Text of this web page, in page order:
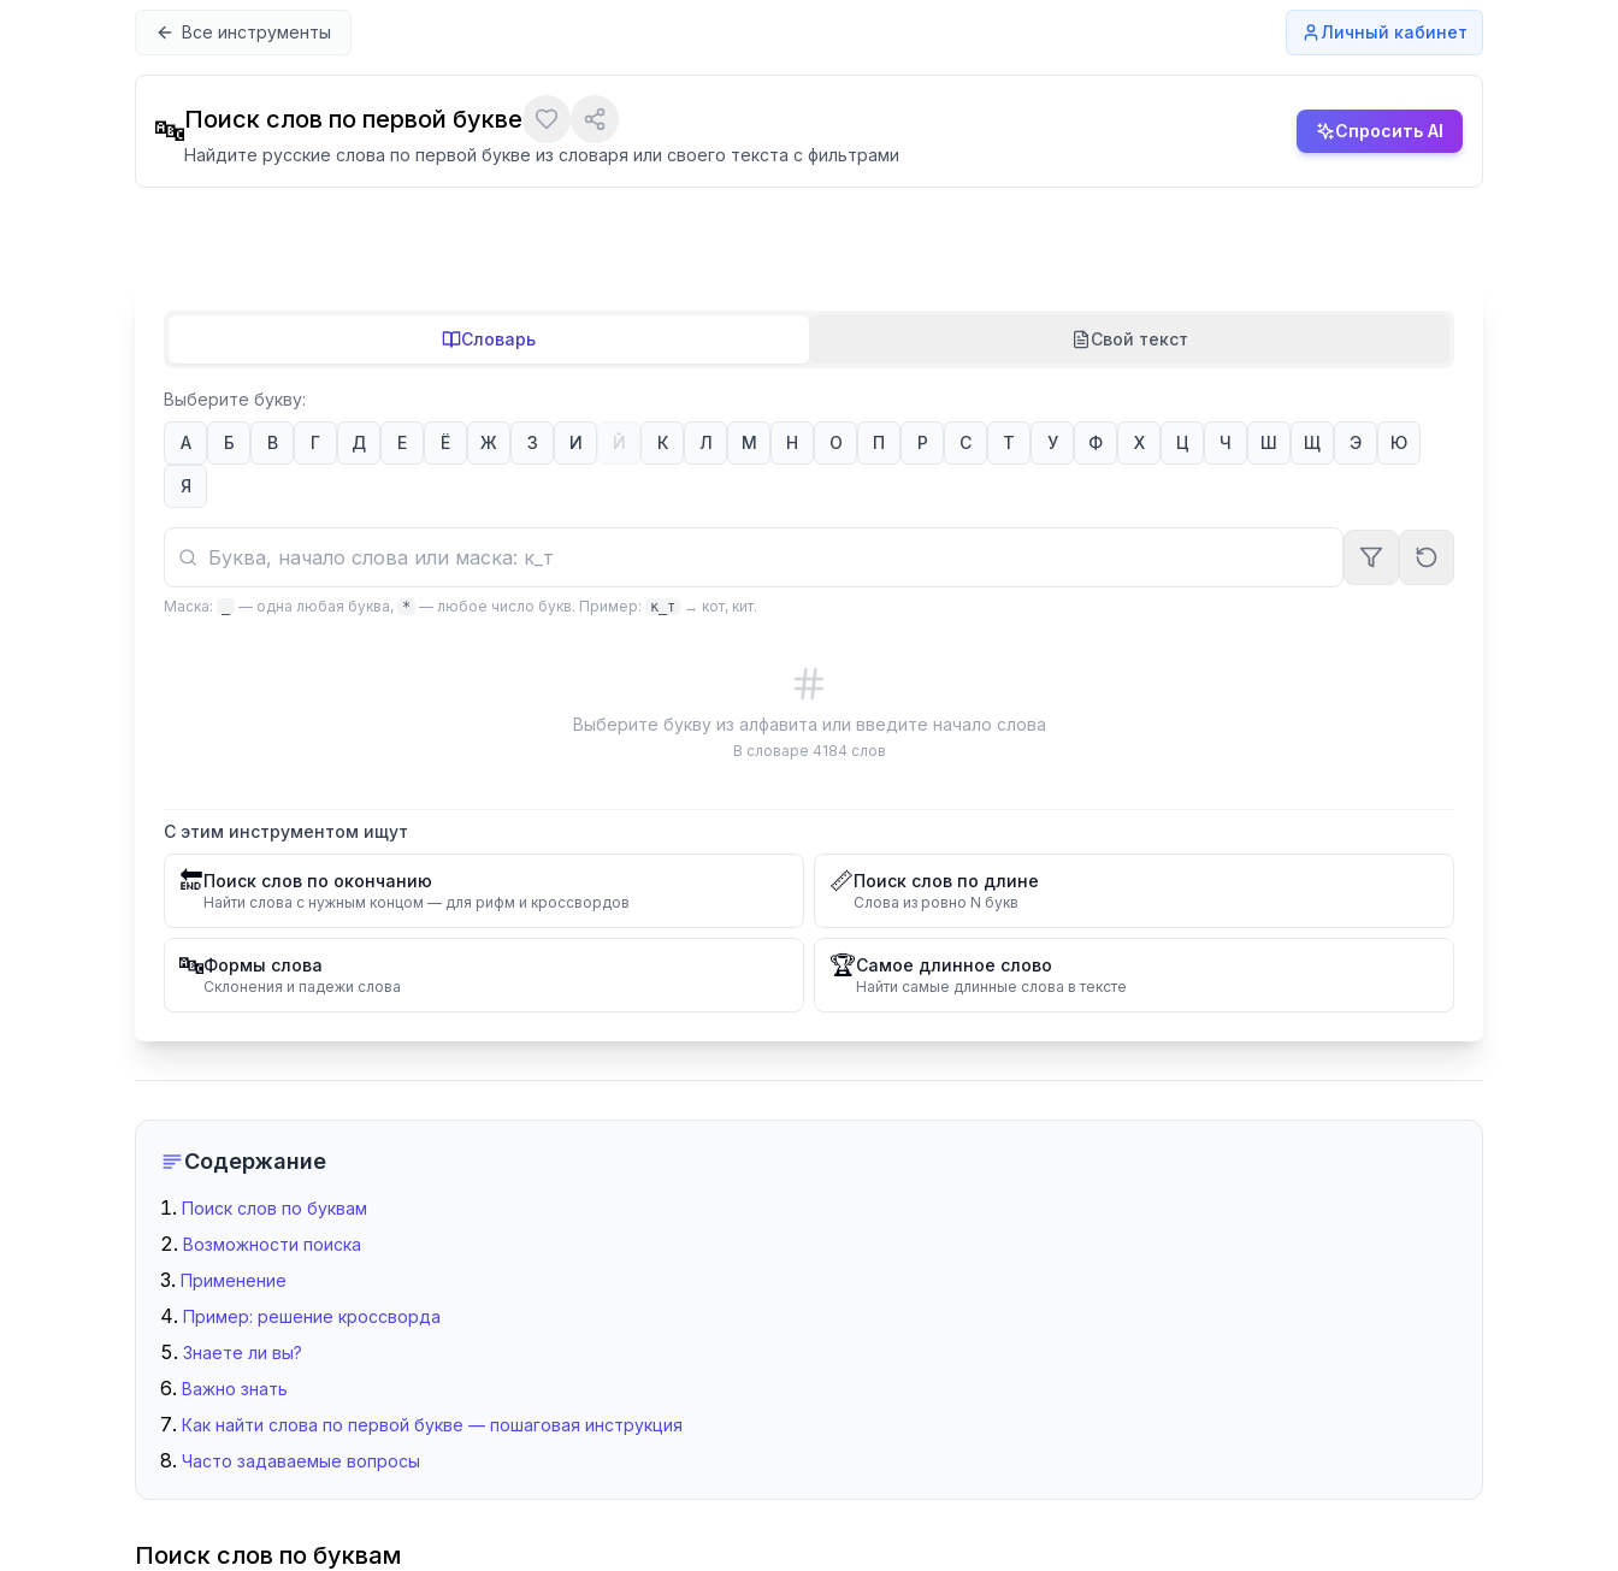
Все инструменты Личный кабинет
🔤Поиск слов по первой букве
Найдите русские слова по первой букве из словаря или своего текста с фильтрами
Спросить AI
Словарь Свой текст
Выберите букву:
А Б В Г Д Е Ё Ж З И Й К Л М Н О П Р С Т У Ф Х Ц Ч Ш Щ Э Ю
Я
Маска: — одна любая буква, * — любое число букв. Пример: к_т → кот, кит.
Выберите букву из алфавита или введите начало слова
В словаре 4184 слов
С этим инструментом ищут
🔚Поиск слов по окончанию
Найти слова с нужным концом — для рифм и кроссвордов
📏Поиск слов по длине
Слова из ровно N букв
🔤Формы слова
Склонения и падежи слова
🏆Самое длинное слово
Найти самые длинные слова в тексте
Содержание
Поиск слов по буквам
Возможности поиска
Применение
Пример: решение кроссворда
Знаете ли вы?
Важно знать
Как найти слова по первой букве — пошаговая инструкция
Часто задаваемые вопросы
Поиск слов по буквам